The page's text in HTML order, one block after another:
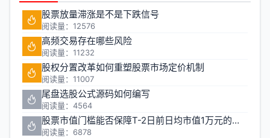
股票放量滞涨是不是下跌信号
阅读量：12576
高频交易存在哪些风险
阅读量：11232
股权分置改革如何重塑股票市场定价机制
阅读量：11007
尾盘选股公式源码如何编写
阅读量：4564
股票市值门槛能否保障T-2日前日均市值1万元的投资安全
阅读量：6878